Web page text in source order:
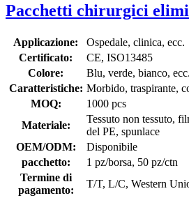
Pacchetti chirurgici
Applicazione:
Ospedale, clinica, ecc.
Certificato:
CE, ISO13485
Colore:
Blu, verde, bianco, ecc.
Caratteristiche: Morbido, traspirante,
MOQ:
1000 pcs
Materiale:
Tessuto non tessuto,
del PE, spunlace
OEM/ODM:
Disponibile
pacchetto:
1 pz/borsa, 50 pz/ctn
Termine di
pagamento:
T/T, L/C, Western